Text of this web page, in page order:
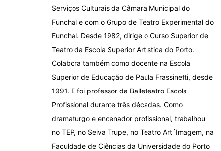
Serviços Culturais da Câmara Municipal do
Funchal e com o Grupo de Teatro Experimental do
Funchal. Desde 1982, dirige o Curso Superior de
Teatro da Escola Superior Artística do Porto.
Colabora também como docente na Escola
Superior de Educação de Paula Frassinetti, desde
1991. E foi professor da Balleteatro Escola
Profissional durante três décadas. Como
dramaturgo e encenador profissional, trabalhou
no TEP, no Seiva Trupe, no Teatro Art´Imagem, na
Faculdade de Ciências da Universidade do Porto